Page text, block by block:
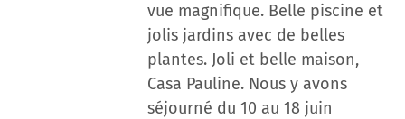
vue magnifique. Belle piscine et
jolis jardins avec de belles
plantes. Joli et belle maison,
Casa Pauline. Nous y avons
séjourné du 10 au 18 juin